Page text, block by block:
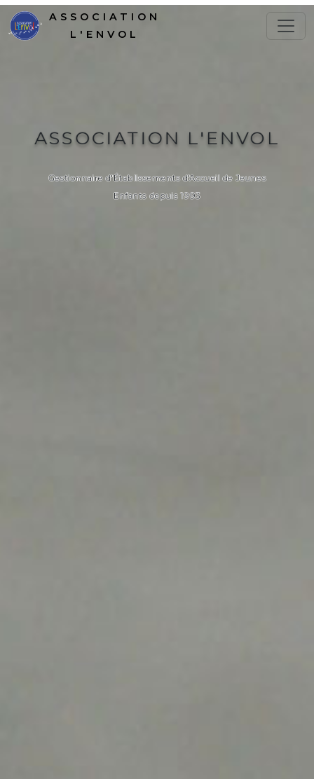
ASSOCIATION
L'ENVOL
ASSOCIATION L'ENVOL
Gestionnaire d'Établissements d'Accueil de Jeunes
Enfants depuis 1993